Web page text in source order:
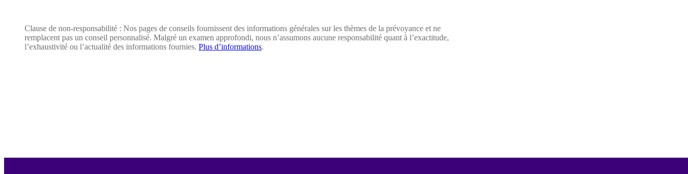
Clause de non-responsabilité : Nos pages de conseils fournissent des informations générales sur les thèmes de la prévoyance et ne
remplacent pas un conseil personnalisé. Malgré un examen approfondi, nous n’assumons aucune responsabilité quant à l’exactitude,
l’exhaustivité ou l’actualité des informations fournies. Plus d’informations.